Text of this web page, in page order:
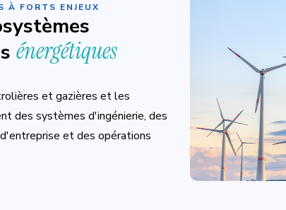
À FORTS ENJEUX
énergétiques
et gazières et les
des systèmes d'ingénierie, des
et des opérations